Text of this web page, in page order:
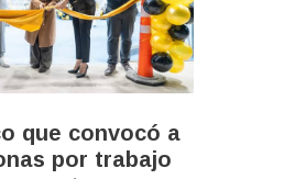
que convocó a
por trabajo